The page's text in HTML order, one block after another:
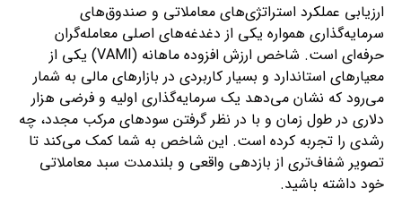
ارزیابی عملکرد استراتژی‌های معاملاتی و صندوق‌های
سرمایه‌گذاری همواره یکی از دغدغه‌های اصلی معامله‌گران
حرفه‌ای است. شاخص ارزش افزوده ماهانه (VAMI) یکی از
معیارهای استاندارد و بسیار کاربردی در بازارهای مالی به شمار
می‌رود که نشان می‌دهد یک سرمایه‌گذاری اولیه و فرضی هزار
دلاری در طول زمان و با در نظر گرفتن سودهای مرکب مجدد، چه
رشدی را تجربه کرده است. این شاخص به شما کمک می‌کند تا
تصویر شفاف‌تری از بازدهی واقعی و بلندمدت سبد معاملاتی
خود داشته باشید.